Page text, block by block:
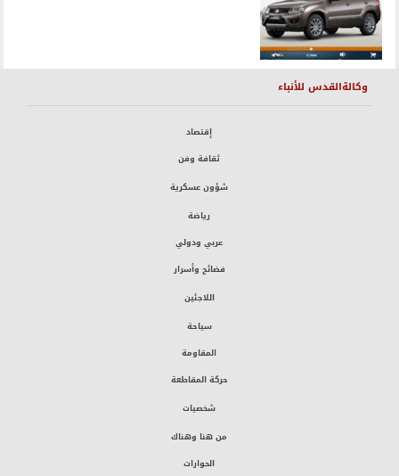
وكالةالقدس للأنباء
إقتصاد
ثقافة وفن
شؤون عسكرية
رياضة
عربي ودولي
فضائح وأسرار
اللاجئين
سياحة
المقاومة
حركة المقاطعة
شخصيات
من هنا وهناك
الحوارات